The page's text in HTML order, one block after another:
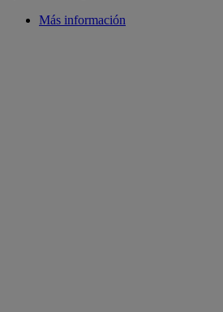
Más información